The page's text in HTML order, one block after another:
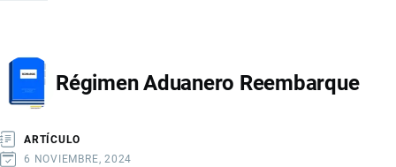
LIBRES
Régimen Aduanero Reembarque
ARTÍCULO
6 NOVIEMBRE, 2024